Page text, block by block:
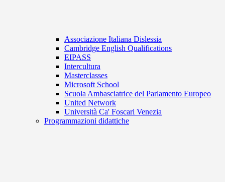
Associazione Italiana Dislessia
Cambridge English Qualifications
EIPASS
Intercultura
Masterclasses
Microsoft School
Scuola Ambasciatrice del Parlamento Europeo
United Network
Università Ca' Foscari Venezia
Programmazioni didattiche